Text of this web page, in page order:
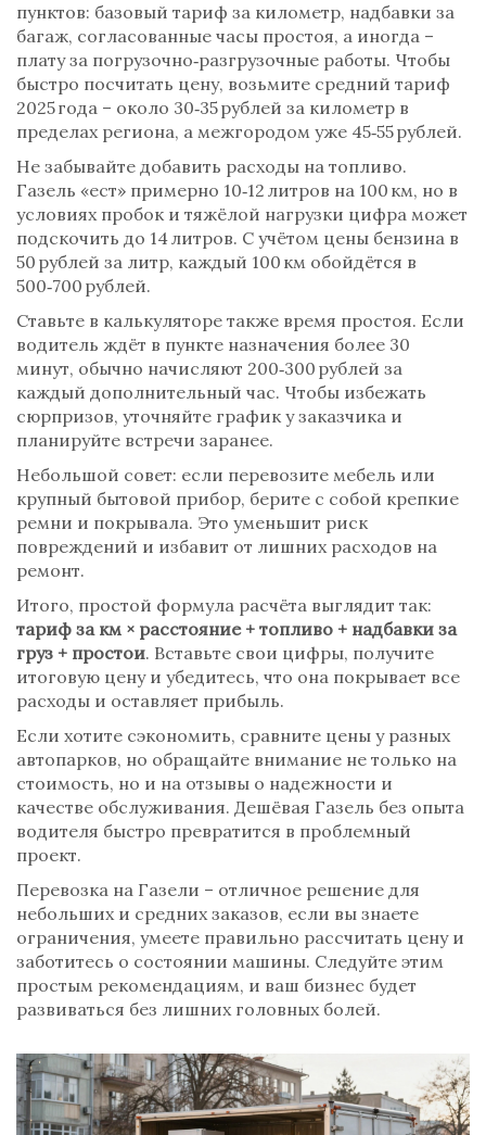
пунктов: базовый тариф за километр, надбавки за
багаж, согласованные часы простоя, а иногда –
плату за погрузочно‑разгрузочные работы. Чтобы
быстро посчитать цену, возьмите средний тариф
2025 года – около 30‑35 рублей за километр в
пределах региона, а межгородом уже 45‑55 рублей.
Не забывайте добавить расходы на топливо.
Газель «ест» примерно 10‑12 литров на 100 км, но в
условиях пробок и тяжёлой нагрузки цифра может
подскочить до 14 литров. С учётом цены бензина в
50 рублей за литр, каждый 100 км обойдётся в
500‑700 рублей.
Ставьте в калькуляторе также время простоя. Если
водитель ждёт в пункте назначения более 30
минут, обычно начисляют 200‑300 рублей за
каждый дополнительный час. Чтобы избежать
сюрпризов, уточняйте график у заказчика и
планируйте встречи заранее.
Небольшой совет: если перевозите мебель или
крупный бытовой прибор, берите с собой крепкие
ремни и покрывала. Это уменьшит риск
повреждений и избавит от лишних расходов на
ремонт.
Итого, простой формула расчёта выглядит так:
тариф за км × расстояние + топливо + надбавки за
груз + простои. Вставьте свои цифры, получите
итоговую цену и убедитесь, что она покрывает все
расходы и оставляет прибыль.
Если хотите сэкономить, сравните цены у разных
автопарков, но обращайте внимание не только на
стоимость, но и на отзывы о надежности и
качестве обслуживания. Дешёвая Газель без опыта
водителя быстро превратится в проблемный
проект.
Перевозка на Газели – отличное решение для
небольших и средних заказов, если вы знаете
ограничения, умеете правильно рассчитать цену и
заботитесь о состоянии машины. Следуйте этим
простым рекомендациям, и ваш бизнес будет
развиваться без лишних головных болей.